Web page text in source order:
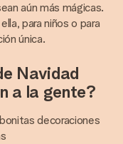
aún más mágicas.
para niños o para
única.
Navidad
a la gente?
decoraciones